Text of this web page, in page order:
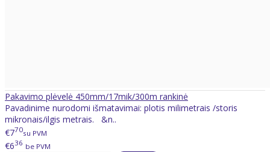
Pakavimo plėvelė 450mm/17mik/300m rankinė
Pavadinime nurodomi išmatavimai: plotis milimetrais /storis
mikronais/ilgis metrais. &n..
€770su PVM
€636 be PVM